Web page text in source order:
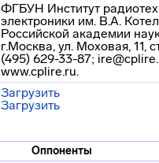
ФГБУН Институт
электроники им. В.А.
Российской академии
г.Москва, ул. Моховая, 11,
(495) 629-33-87;
www.cplire.ru.
Загрузить
Загрузить
Оппоненты